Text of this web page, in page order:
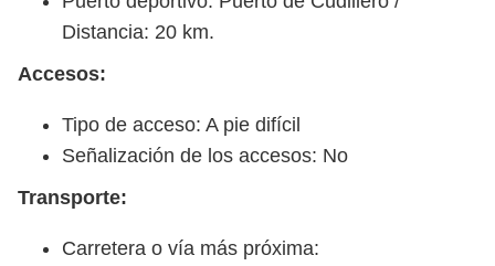
Distancia: 20 km.
Accesos:
Tipo de acceso: A pie difícil
Señalización de los accesos: No
Transporte:
Carretera o vía más próxima: